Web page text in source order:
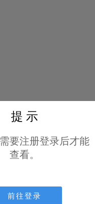
提 示
要注册登录后才能
查看。
前往登录